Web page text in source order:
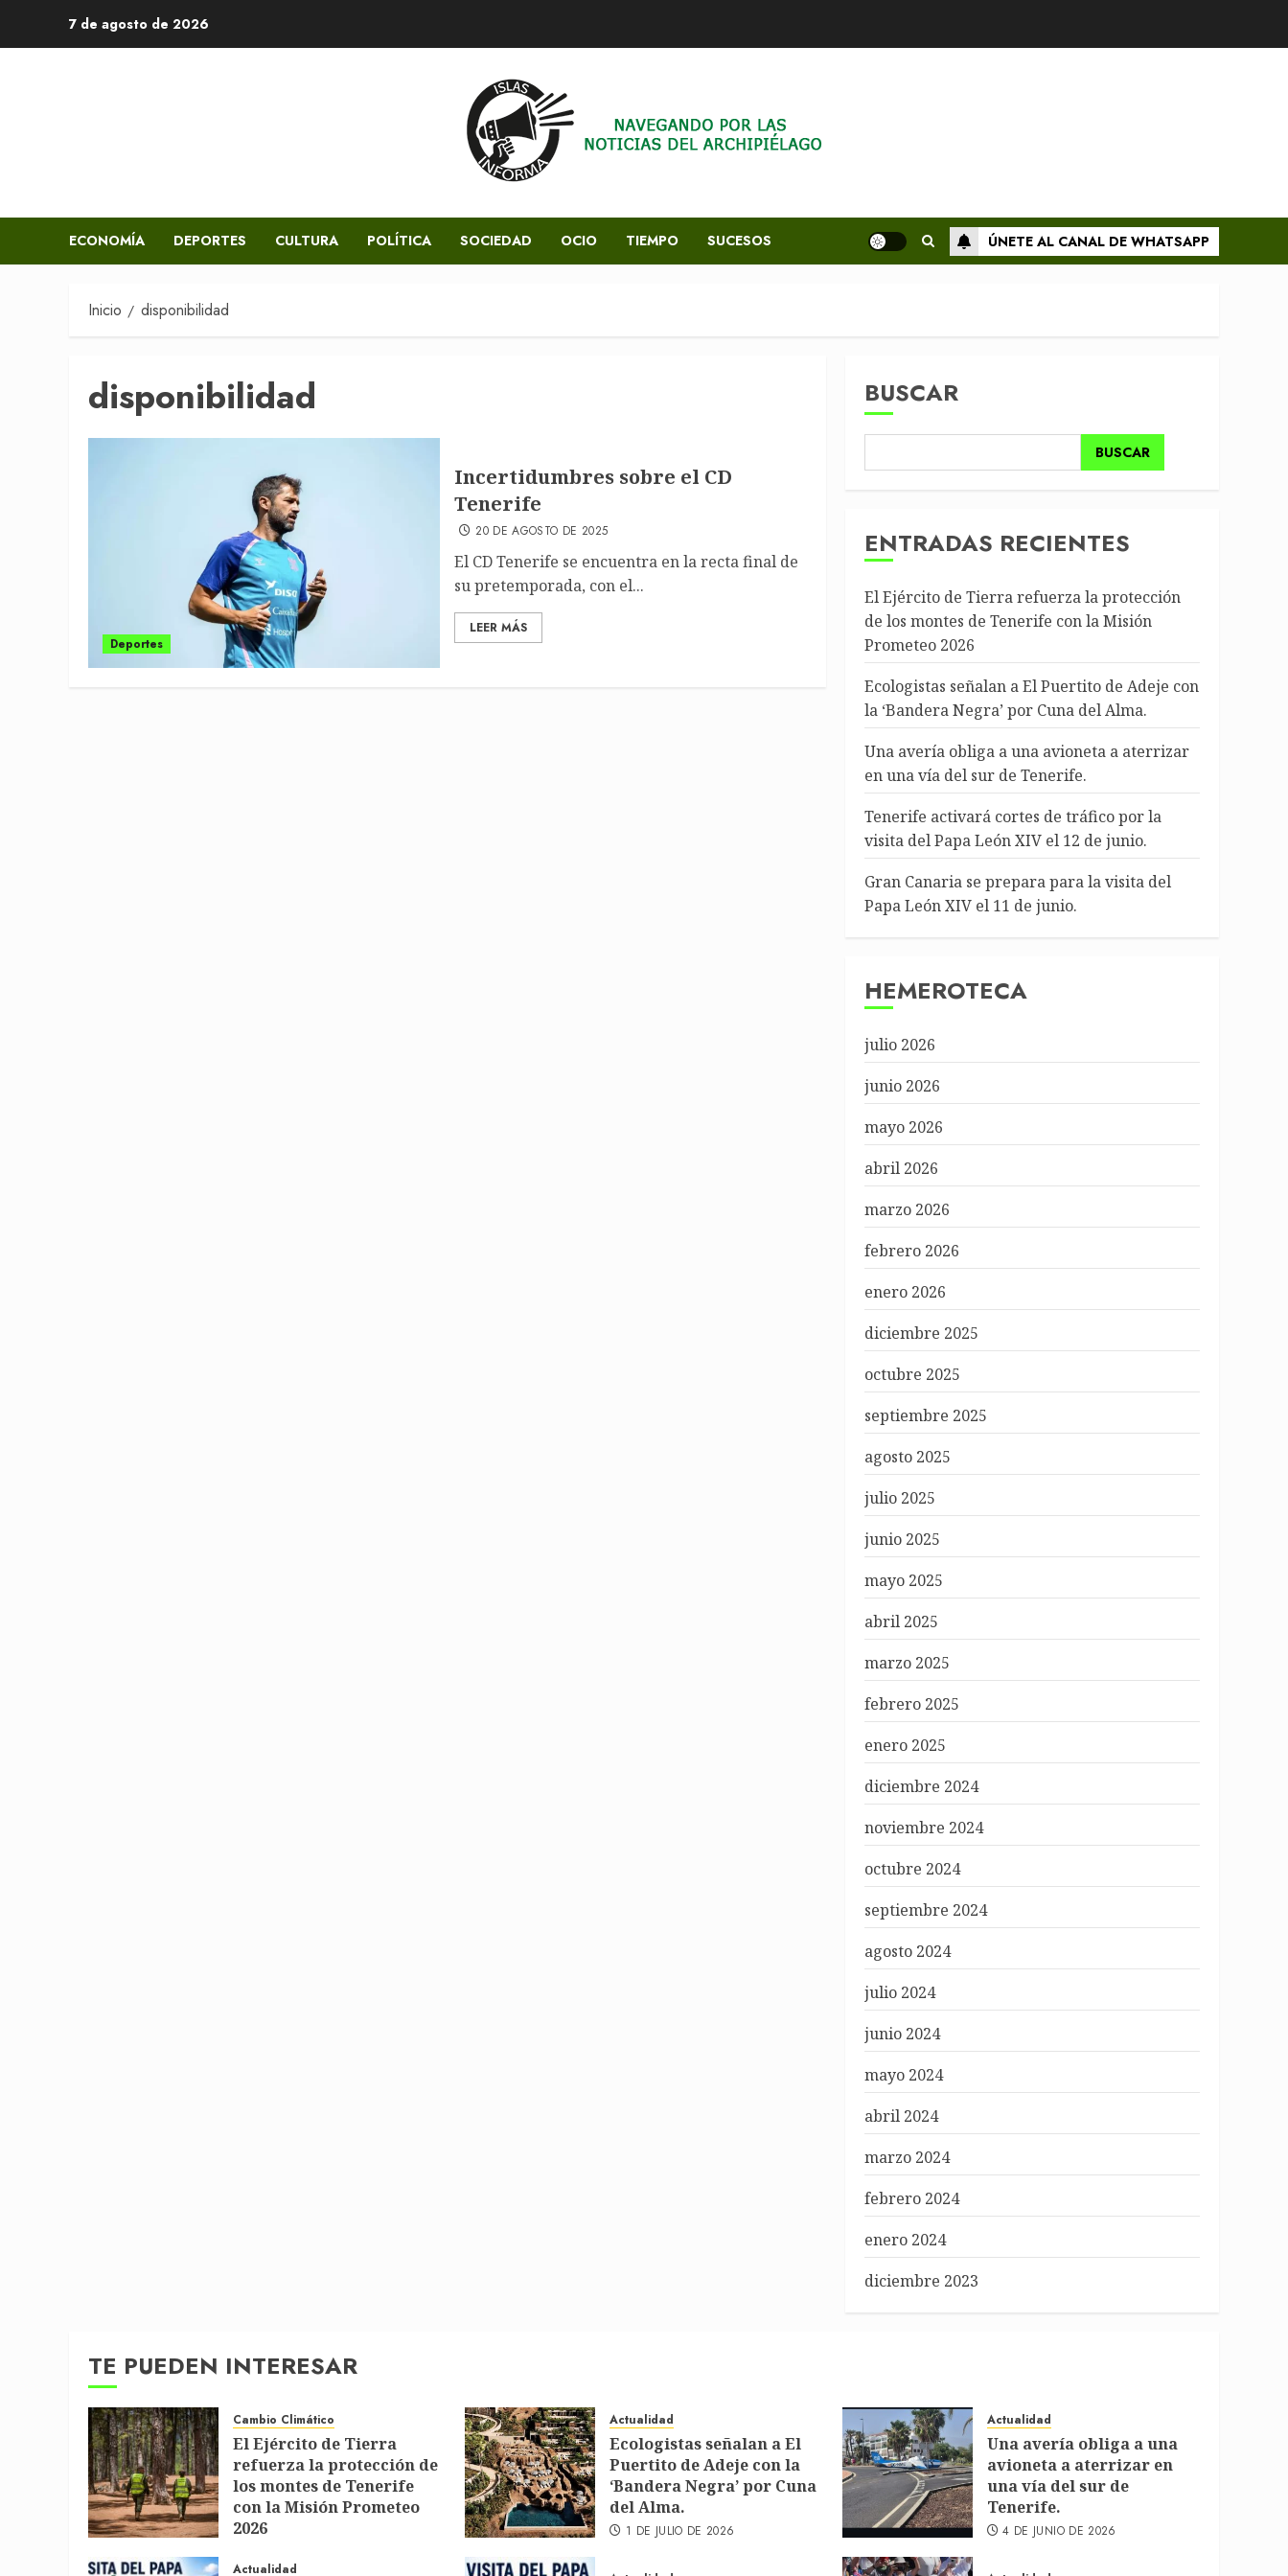
7 de agosto de 2026
ECONOMÍA DEPORTES CULTURA POLÍTICA SOCIEDAD OCIO TIEMPO SUCESOS ÚNETE AL CANAL DE WHATSAPP
Inicio disponibilidad
disponibilidad
Deportes
Incertidumbres sobre el CD
Tenerife
20 DE AGOSTO DE 2025
El CD Tenerife se encuentra en la recta final de
su pretemporada, con el...
LEER MÁS
BUSCAR
BUSCAR
ENTRADAS RECIENTES
El Ejército de Tierra refuerza la protección
de los montes de Tenerife con la Misión
Prometeo 2026
Ecologistas señalan a El Puertito de Adeje con
la ‘Bandera Negra’ por Cuna del Alma.
Una avería obliga a una avioneta a aterrizar
en una vía del sur de Tenerife.
Tenerife activará cortes de tráfico por la
visita del Papa León XIV el 12 de junio.
Gran Canaria se prepara para la visita del
Papa León XIV el 11 de junio.
HEMEROTECA
julio 2026
junio 2026
mayo 2026
abril 2026
marzo 2026
febrero 2026
enero 2026
diciembre 2025
octubre 2025
septiembre 2025
agosto 2025
julio 2025
junio 2025
mayo 2025
abril 2025
marzo 2025
febrero 2025
enero 2025
diciembre 2024
noviembre 2024
octubre 2024
septiembre 2024
agosto 2024
julio 2024
junio 2024
mayo 2024
abril 2024
marzo 2024
febrero 2024
enero 2024
diciembre 2023
TE PUEDEN INTERESAR
Cambio Climático
El Ejército de Tierra
refuerza la protección de
los montes de Tenerife
con la Misión Prometeo
2026
Actualidad
Ecologistas señalan a El
Puertito de Adeje con la
‘Bandera Negra’ por Cuna
del Alma.
1 DE JULIO DE 2026
Actualidad
Una avería obliga a una
avioneta a aterrizar en
una vía del sur de
Tenerife.
4 DE JUNIO DE 2026
Actualidad